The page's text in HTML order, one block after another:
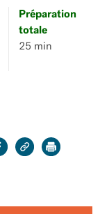
Préparation
totale
25 min